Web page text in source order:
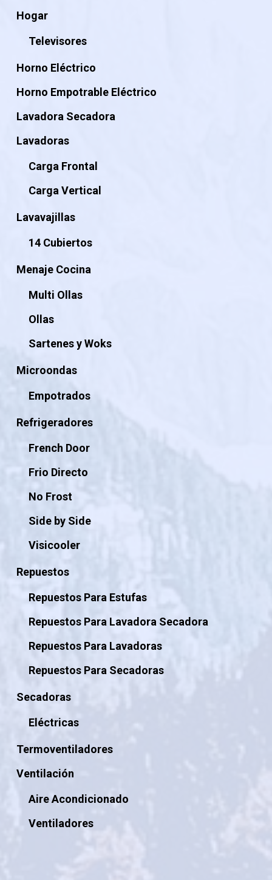
Hogar
Televisores
Horno Eléctrico
Horno Empotrable Eléctrico
Lavadora Secadora
Lavadoras
Carga Frontal
Carga Vertical
Lavavajillas
14 Cubiertos
Menaje Cocina
Multi Ollas
Ollas
Sartenes y Woks
Microondas
Empotrados
Refrigeradores
French Door
Frio Directo
No Frost
Side by Side
Visicooler
Repuestos
Repuestos Para Estufas
Repuestos Para Lavadora Secadora
Repuestos Para Lavadoras
Repuestos Para Secadoras
Secadoras
Eléctricas
Termoventiladores
Ventilación
Aire Acondicionado
Ventiladores